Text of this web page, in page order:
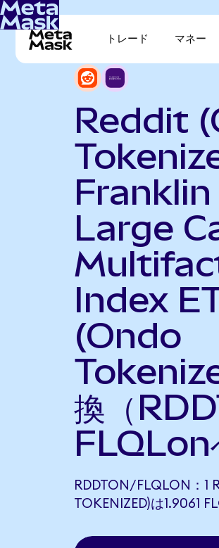
トレード マネー
Reddit
Franklin
Large
Index
(Ondo
換（
FLQLon
RDDTON/FLQLON：1
TOKENIZED)は1.9061